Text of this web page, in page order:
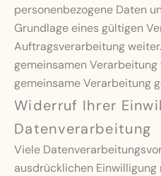
personenbezogene Daten
Grundlage eines gültigen
Auftragsverarbeitung
gemeinsamen
gemeinsame Verarbeitung
Widerruf Ihrer
Datenverarbeitung
Viele
ausdrücklichen Einwilligung